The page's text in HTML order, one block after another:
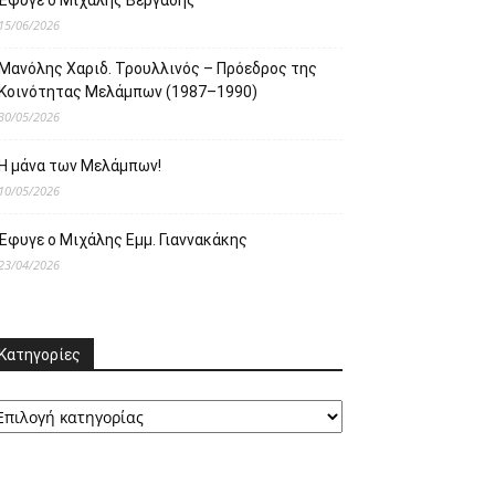
06/2026
Χαριδ. Τρουλλινός – Πρόεδρος της
Μελάμπων (1987–1990)
05/2026
μάνα των Μελάμπων!
05/2026
ο Μιχάλης Εμμ. Γιαννακάκης
04/2026